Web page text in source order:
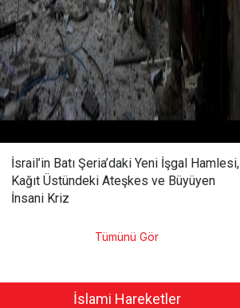
İsrail’in Batı Şeria’daki Yeni İşgal Hamlesi,
Kağıt Üstündeki Ateşkes ve Büyüyen
İnsani Kriz
Tümünü Gör
İslami Hareketler